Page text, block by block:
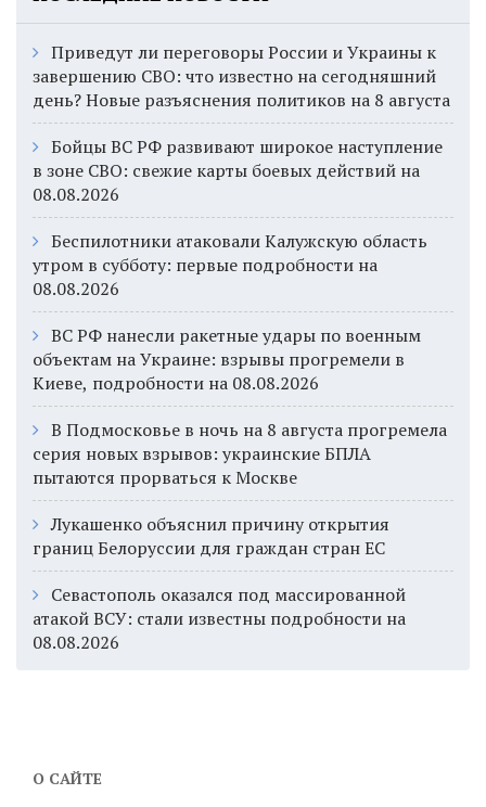
Приведут ли переговоры России и Украины к
завершению СВО: что известно на сегодняшний
день? Новые разъяснения политиков на 8 августа
Бойцы ВС РФ развивают широкое наступление
в зоне СВО: свежие карты боевых действий на
08.08.2026
Беспилотники атаковали Калужскую область
утром в субботу: первые подробности на
08.08.2026
ВС РФ нанесли ракетные удары по военным
объектам на Украине: взрывы прогремели в
Киеве, подробности на 08.08.2026
В Подмосковье в ночь на 8 августа прогремела
серия новых взрывов: украинские БПЛА
пытаются прорваться к Москве
Лукашенко объяснил причину открытия
границ Белоруссии для граждан стран ЕС
Севастополь оказался под массированной
атакой ВСУ: стали известны подробности на
08.08.2026
О САЙТЕ